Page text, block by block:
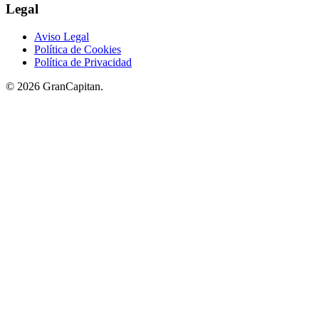
Legal
Aviso Legal
Política de Cookies
Política de Privacidad
© 2026 GranCapitan.